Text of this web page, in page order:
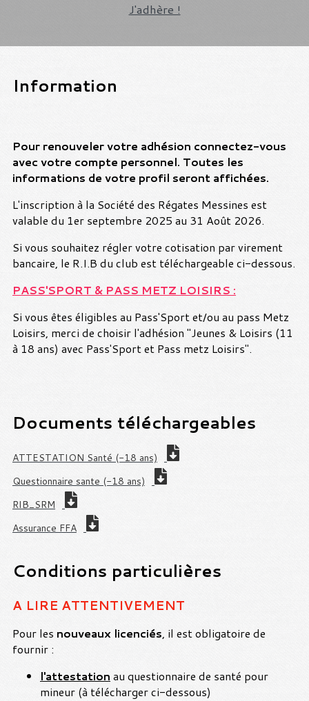
J'adhère !
Information
Pour renouveler votre adhésion connectez-vous
avec votre compte personnel. Toutes les
informations de votre profil seront affichées.
L'inscription à la Société des Régates Messines est
valable du 1er septembre 2025 au 31 Août 2026.
Si vous souhaitez régler votre cotisation par virement
bancaire, le R.I.B du club est téléchargeable ci-dessous.
PASS'SPORT & PASS METZ LOISIRS :
Si vous êtes éligibles au Pass'Sport et/ou au pass Metz
Loisirs, merci de choisir l'adhésion "Jeunes & Loisirs (11
à 18 ans) avec Pass'Sport et Pass metz Loisirs".
Documents téléchargeables
ATTESTATION Santé (-18 ans)
Questionnaire sante (-18 ans)
RIB_SRM
Assurance FFA
Conditions particulières
A LIRE ATTENTIVEMENT
Pour les nouveaux licenciés, il est obligatoire de
fournir :
l'attestation au questionnaire de santé pour
mineur (à télécharger ci-dessous)